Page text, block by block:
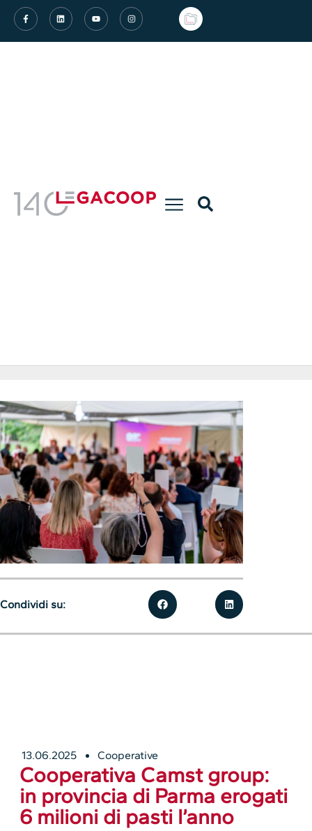
13.06.2025 Cooperative
Cooperativa Camst group:
in provincia di Parma erogati
6 milioni di pasti l’anno
Condividi su: